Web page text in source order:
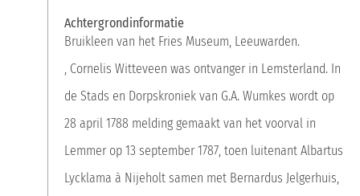
Achtergrondinformatie
Bruikleen van het Fries Museum, Leeuwarden.
, Cornelis Witteveen was ontvanger in Lemsterland. In
de Stads en Dorpskroniek van G.A. Wumkes wordt op
28 april 1788 melding gemaakt van het voorval in
Lemmer op 13 september 1787, toen luitenant Albartus
Lycklama à Nijeholt samen met Bernardus Jelgerhuis,
Doen in het museum
Toegankelijkheid